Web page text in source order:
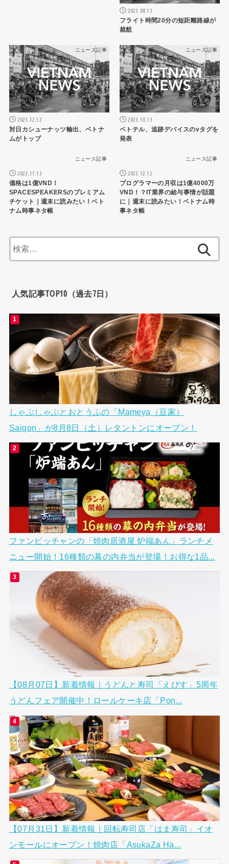
2023.08.13
フライト時間20分の短距離路線が
就航
ニュース記事
2023.12.12
対日カシューナッツ輸出、ベトナ
ムがトップ
ニュース記事
2023.10.13
ベトテル、追跡デバイスのvタグを
発表
ニュース記事
2023.11.13
価格は1億VND！
SPACESPEAKERSのプレミアム
チケット｜週末に読みたい！ベト
ナム時事ネタ帳
ニュース記事
2023.12.12
プログラマーの月収は1億4000万
VND！？IT業界の給与事情が話題
に｜週末に読みたい！ベトナム時
事ネタ帳
索:
人気記事TOP10（過去7日）
しゃぶしゃぶとおとうふの「Mameya（豆家）
Saigon」が8月8日（土）レタントンにオープン！
ファンビッチャンの「焼肉居酒屋 炉端あん」ランチメ
ニュー開始！16種類の幕の内弁当が登場！お得な1品...
【08月07日】新着情報｜うどんと寿司「えびす」5周年
うどんフェア開催中！ロールケーキ店「Pon...
【07月31日】新着情報｜回転寿司店「はま寿司」イオ
ンモールにオープン！焼肉店「AsukaZa Ha...